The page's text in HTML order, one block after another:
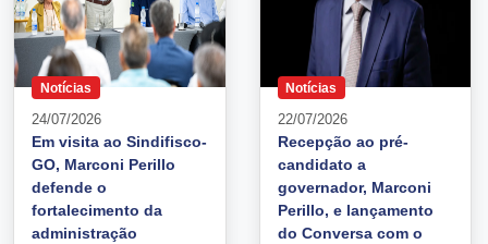
Notícias
24/07/2026
Em visita ao Sindifisco-
GO, Marconi Perillo
defende o
fortalecimento da
administração
Notícias
22/07/2026
Recepção ao pré-
candidato a
governador, Marconi
Perillo, e lançamento
do Conversa com o